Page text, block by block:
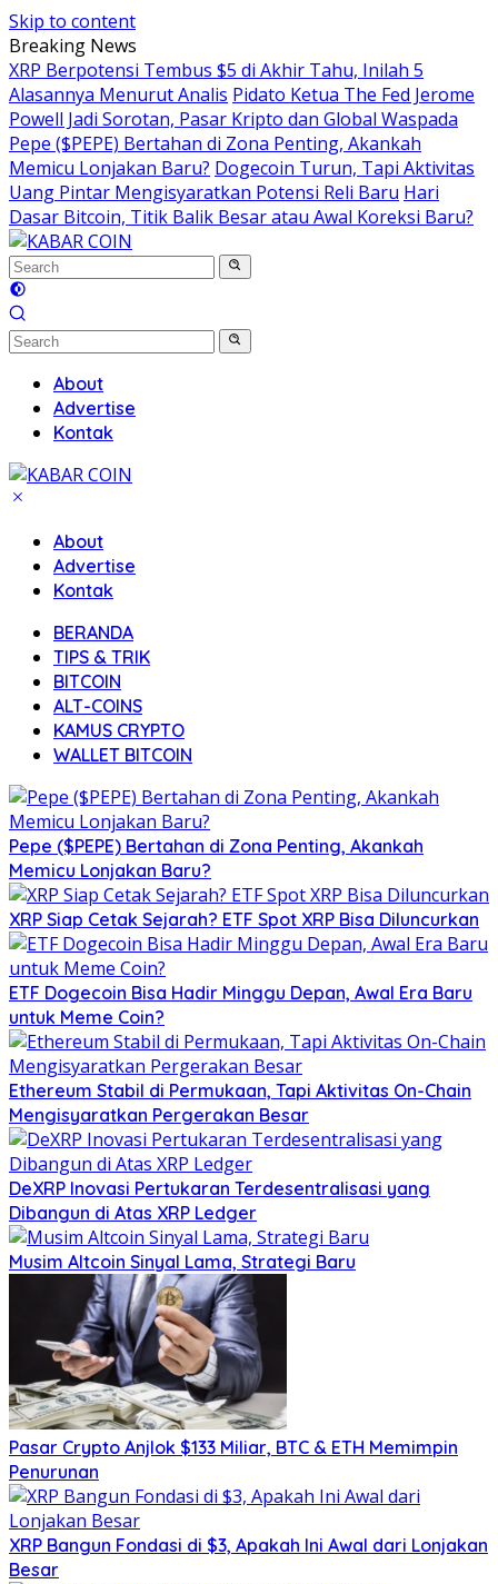
Skip to content
Breaking News
XRP Berpotensi Tembus $5 di Akhir Tahu, Inilah 5
Alasannya Menurut Analis Pidato Ketua The Fed Jerome
Powell Jadi Sorotan, Pasar Kripto dan Global Waspada
Pepe ($PEPE) Bertahan di Zona Penting, Akankah
Memicu Lonjakan Baru? Dogecoin Turun, Tapi Aktivitas
Uang Pintar Mengisyaratkan Potensi Reli Baru Hari
Dasar Bitcoin, Titik Balik Besar atau Awal Koreksi Baru?
About
Advertise
Kontak
About
Advertise
Kontak
BERANDA
TIPS & TRIK
BITCOIN
ALT-COINS
KAMUS CRYPTO
WALLET BITCOIN
Pepe ($PEPE) Bertahan di Zona Penting, Akankah
Memicu Lonjakan Baru?
XRP Siap Cetak Sejarah? ETF Spot XRP Bisa Diluncurkan
ETF Dogecoin Bisa Hadir Minggu Depan, Awal Era Baru
untuk Meme Coin?
Ethereum Stabil di Permukaan, Tapi Aktivitas On-Chain
Mengisyaratkan Pergerakan Besar
DeXRP Inovasi Pertukaran Terdesentralisasi yang
Dibangun di Atas XRP Ledger
Musim Altcoin Sinyal Lama, Strategi Baru
Pasar Crypto Anjlok $133 Miliar, BTC & ETH Memimpin
Penurunan
XRP Bangun Fondasi di $3, Apakah Ini Awal dari Lonjakan
Besar